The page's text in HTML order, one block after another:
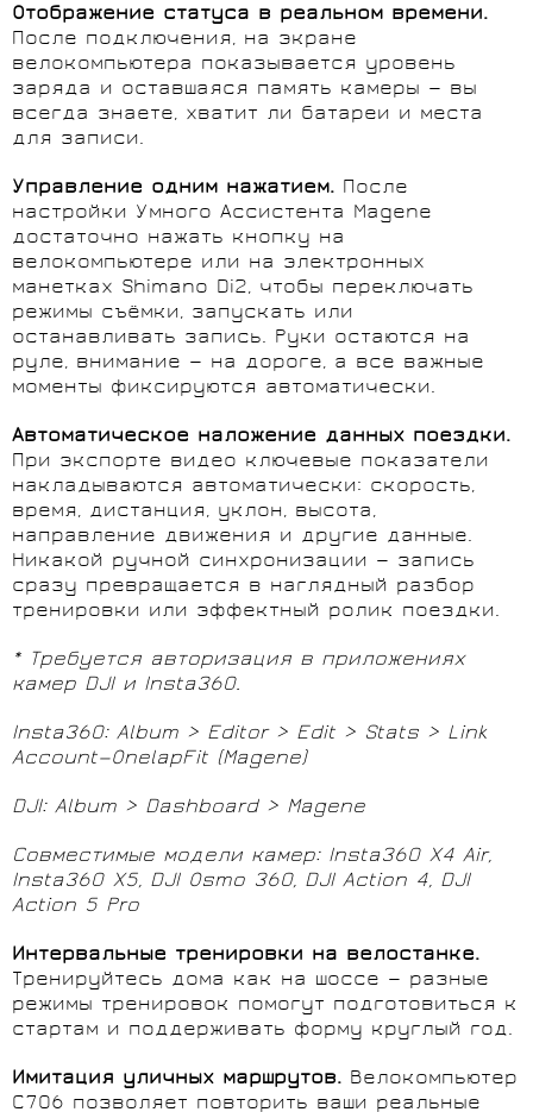
Отображение статуса в реальном времени.
После подключения, на экране
велокомпьютера показывается уровень
заряда и оставшаяся память камеры — вы
всегда знаете, хватит ли батареи и места
для записи.
Управление одним нажатием. После
настройки Умного Ассистента Magene
достаточно нажать кнопку на
велокомпьютере или на электронных
манетках Shimano Di2, чтобы переключать
режимы съёмки, запускать или
останавливать запись. Руки остаются на
руле, внимание — на дороге, а все важные
моменты фиксируются автоматически.
Автоматическое наложение данных поездки.
При экспорте видео ключевые показатели
накладываются автоматически: скорость,
время, дистанция, уклон, высота,
направление движения и другие данные.
Никакой ручной синхронизации — запись
сразу превращается в наглядный разбор
тренировки или эффектный ролик поездки.
* Требуется авторизация в приложениях
камер DJI и Insta360.
Insta360: Album > Editor > Edit > Stats > Link
Account—OnelapFit (Magene)
DJI: Album > Dashboard > Magene
Совместимые модели камер: Insta360 X4 Air,
Insta360 X5, DJI Osmo 360, DJI Action 4, DJI
Action 5 Pro
Интервальные тренировки на велостанке.
Тренируйтесь дома как на шоссе — разные
режимы тренировок помогут подготовиться к
стартам и поддерживать форму круглый год.
Имитация уличных маршрутов. Велокомпьютер
C706 позволяет повторить ваши реальные